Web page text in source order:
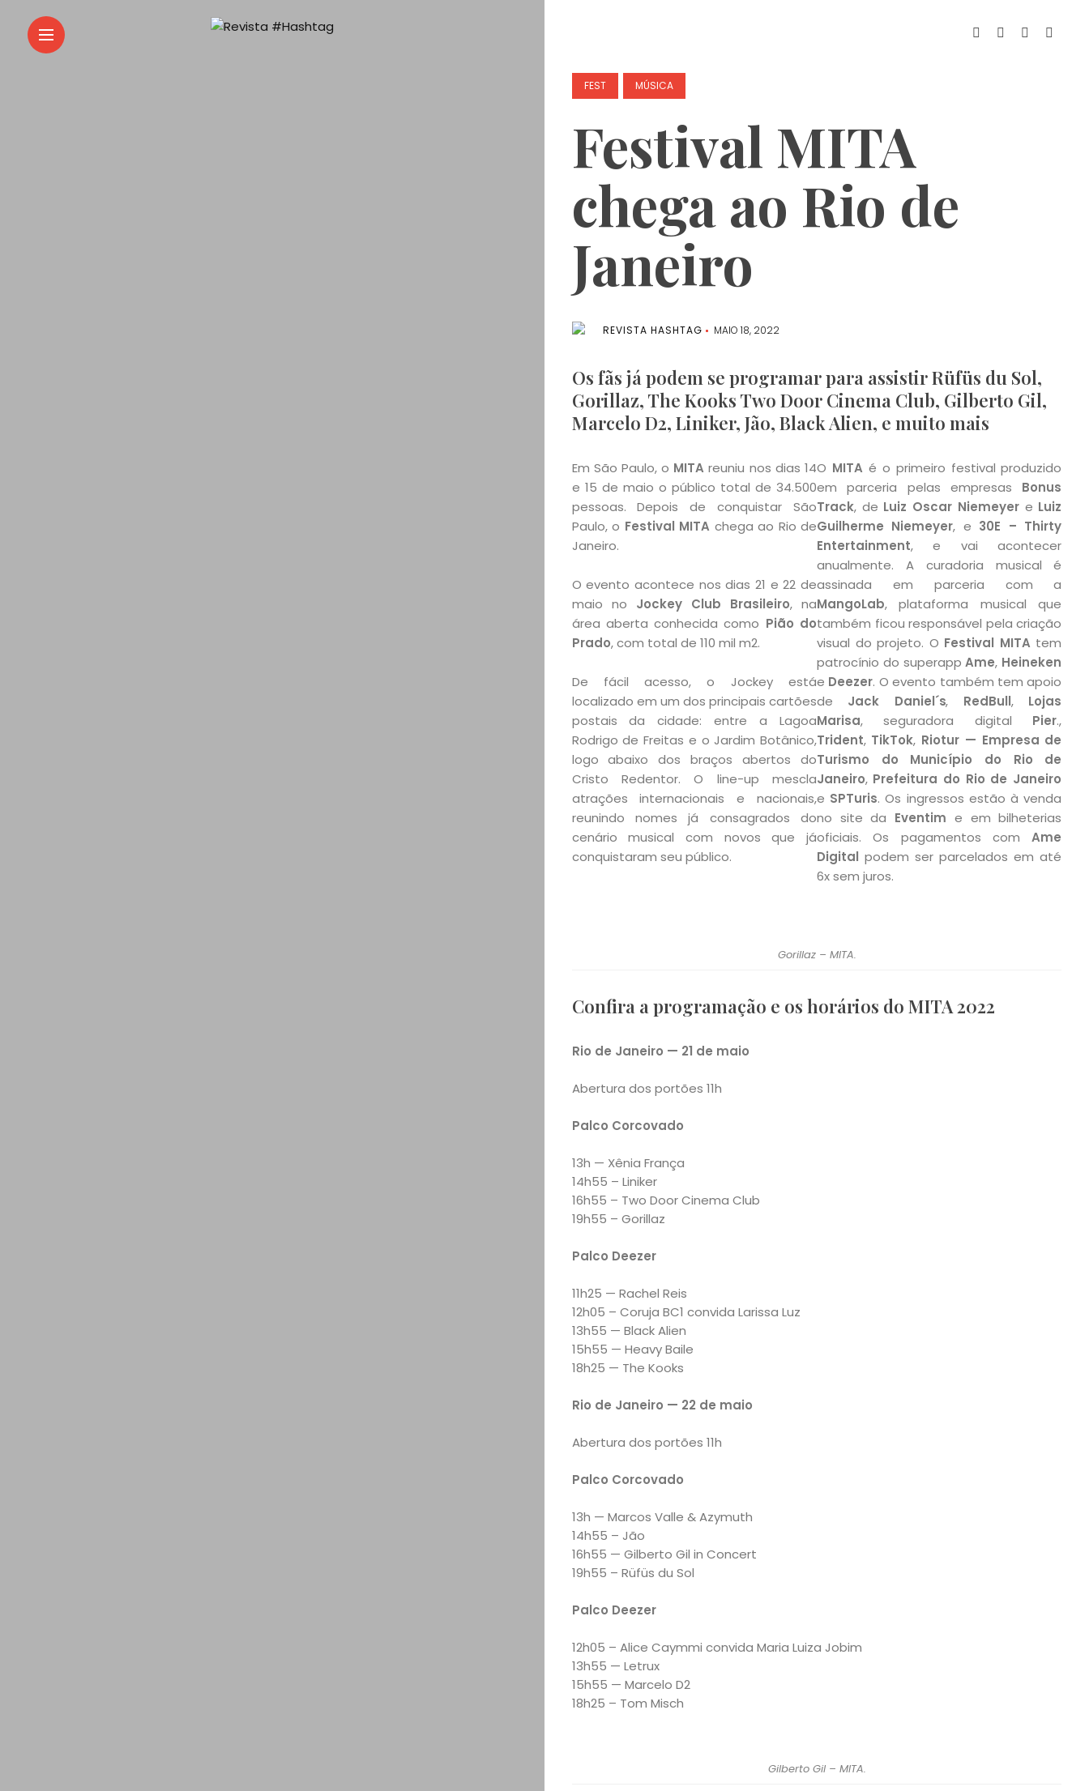
FEST MÚSICA
Festival MITA
chega ao Rio de
Janeiro
REVISTA HASHTAG MAIO 18, 2022
Os fãs já podem se programar para assistir Rüfüs du Sol,
Gorillaz, The Kooks Two Door Cinema Club, Gilberto Gil,
Marcelo D2, Liniker, Jão, Black Alien, e muito mais
Em São Paulo, o MITA reuniu nos dias 14
e 15 de maio o público total de 34.500
pessoas. Depois de conquistar São
Paulo, o Festival MITA chega ao Rio de
Janeiro.
O evento acontece nos dias 21 e 22 de
maio no Jockey Club Brasileiro, na
área aberta conhecida como Pião do
Prado, com total de 110 mil m2.
De fácil acesso, o Jockey está
localizado em um dos principais cartões
postais da cidade: entre a Lagoa
Rodrigo de Freitas e o Jardim Botânico,
logo abaixo dos braços abertos do
Cristo Redentor. O line-up mescla
atrações internacionais e nacionais,
reunindo nomes já consagrados do
cenário musical com novos que já
conquistaram seu público.
O MITAé o primeiro festival produzido
em parceria pelas empresas Bonus
Track, de Luiz Oscar Niemeyere Luiz
Guilherme Niemeyer, e 30E – Thirty
Entertainment, e vai acontecer
anualmente. A curadoria musical é
assinada em parceria com a
MangoLab, plataforma musical que
também ficou responsável pela criação
visual do projeto. O Festival MITAtem
patrocínio do superappAme, Heineken
e Deezer. O evento também tem apoio
de Jack Daniel´s, RedBull, Lojas
Marisa, seguradora digital Pier.,
Trident, TikTok, Riotur — Empresa de
Turismo do Município do Rio de
Janeiro, Prefeitura do Rio de Janeiro
e SPTuris. Os ingressos estão à venda
no site da Eventim e em bilheterias
oficiais. Os pagamentos comAme
Digital podem ser parcelados em até
6x sem juros.
Gorillaz – MITA.
Confira a programação e os horários do MITA 2022
Rio de Janeiro — 21 de maio
Abertura dos portões 11h
Palco Corcovado
13h — Xênia França
14h55 – Liniker
16h55 – Two Door Cinema Club
19h55 – Gorillaz
Palco Deezer
11h25 — Rachel Reis
12h05 – Coruja BC1 convida Larissa Luz
13h55 — Black Alien
15h55 — Heavy Baile
18h25 — The Kooks
Rio de Janeiro — 22 de maio
Abertura dos portões 11h
Palco Corcovado
13h — Marcos Valle & Azymuth
14h55 – Jão
16h55 — Gilberto Gil in Concert
19h55 – Rüfüs du Sol
Palco Deezer
12h05 – Alice Caymmi convida Maria Luiza Jobim
13h55 — Letrux
15h55 — Marcelo D2
18h25 – Tom Misch
Gilberto Gil – MITA.